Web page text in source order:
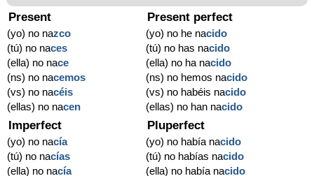
Present
(yo) no nazco
(tú) no naces
(ella) no nace
(ns) no nacemos
(vs) no nacéis
(ellas) no nacen
Present perfect
(yo) no he nacido
(tú) no has nacido
(ella) no ha nacido
(ns) no hemos nacido
(vs) no habéis nacido
(ellas) no han nacido
Imperfect
(yo) no nacía
(tú) no nacías
(ella) no nacía
Pluperfect
(yo) no había nacido
(tú) no habías nacido
(ella) no había nacido